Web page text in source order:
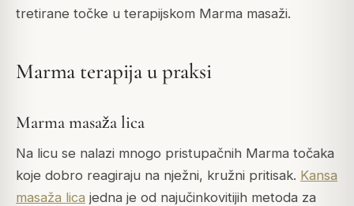
tretirane točke u terapijskom Marma masaži.
Marma terapija u praksi
Marma masaža lica
Na licu se nalazi mnogo pristupačnih Marma točaka
koje dobro reagiraju na nježni, kružni pritisak. Kansa
masaža lica jedna je od najučinkovitijih metoda za